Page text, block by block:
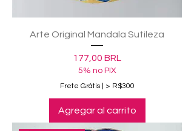
Arte Original Mandala Sutileza
Precio
177,00 BRL
5% no PIX
Frete Grátis | > R$300
Agregar al carrito